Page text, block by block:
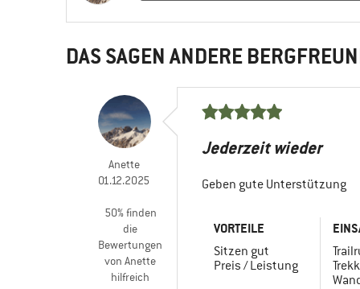
DAS SAGEN ANDERE
Anette
01.12.2025
50% finden
die
Bewertungen
von Anette
hilfreich
Jederzeit wieder
Geben gute Unterstützung
VORTEILE
Sitzen gut
Preis / Leistung